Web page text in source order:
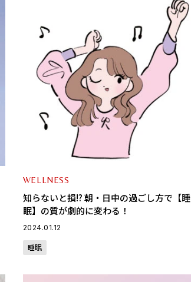
WELLNESS
知らないと損!? 朝・日中の過ごし方で【睡
眠】の質が劇的に変わる！
2024.01.12
睡眠